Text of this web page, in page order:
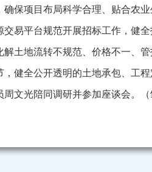
确保项目布局科学合理、贴合农
交易平台规范开展招标工作，健
解土地流转不规范、价格不一、
，健全公开透明的土地承包、工
周文光陪同调研并参加座谈会。